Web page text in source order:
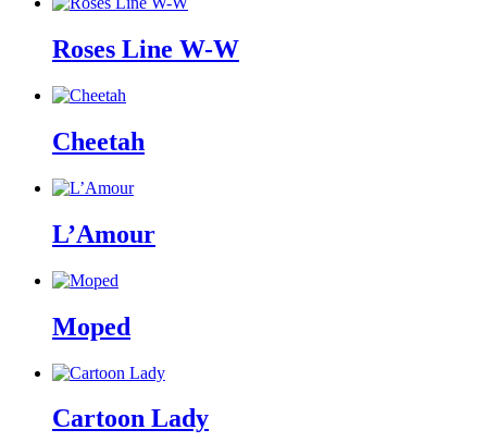
Roses Line W-W
Cheetah
L’Amour
Moped
Cartoon Lady